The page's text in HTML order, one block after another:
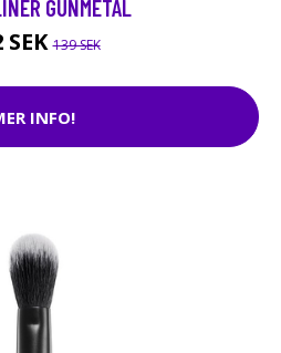
GUNMETAL
SEK139 SEK
INFO!